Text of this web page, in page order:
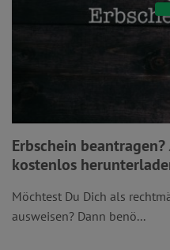
Erbschein
kostenlos
Möchtest Du Dich als
ausweisen? Dann benö...